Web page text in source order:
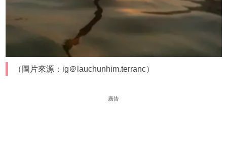
（圖片來源：ig＠lauchunhim.terranc）
廣告